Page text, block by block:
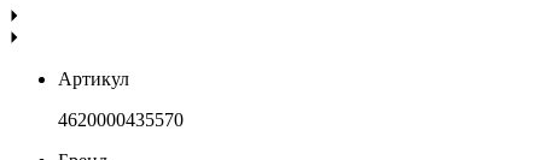
Артикул
4620000435570